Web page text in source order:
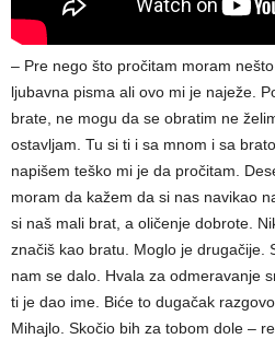
– Pre nego što pročitam moram
ljubavna pisma ali ovo mi je naježe.
brate, ne mogu da se obratim ne
ostavljam. Tu si ti i sa mnom i sa
napišem teško mi je da pročitam.
moram da kažem da si nas navikao
si naš mali brat, a oličenje dobrote.
značiš kao bratu. Moglo je drugačije.
nam se dalo. Hvala za odmeravanje
ti je dao ime. Biće to dugačak
Mihajlo. Skočio bih za tobom dole –